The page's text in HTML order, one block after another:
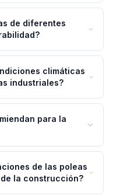
de diferentes
climáticas
industriales?
para la
de las poleas
la construcción?